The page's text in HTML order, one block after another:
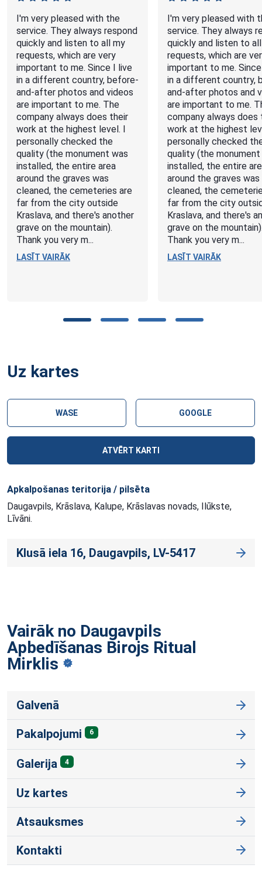
I'm very pleased with the
service. They always respond
quickly and listen to all my
requests, which are very
important to me. Since I live
in a different country, before-
and-after photos and videos
are important to me. The
company always does their
work at the highest level. I
personally checked the
quality (the monument was
installed, the entire area
around the graves was
cleaned, the cemeteries are
far from the city outside
Kraslava, and there's another
grave on the mountain).
Thank you very m...
LASĪT VAIRĀK
I'm very pleased with
service. They always
quickly and listen to
requests, which are
important to me.
in a different country,
and-after photos and
are important to me.
company always does
work at the highest
personally checked
quality (the monument
installed, the entire
around the graves was
cleaned, the
far from the city
Kraslava, and there's
grave on the
Thank you very m...
LASĪT VAIRĀK
Uz kartes
WASE GOOGLE
ATVĒRT KARTI
Apkalpošanas teritorija / pilsēta
Daugavpils, Krāslava, Kalupe, Krāslavas novads, Ilūkste,
Līvāni.
Klusā iela 16, Daugavpils, LV-5417
Vairāk no Daugavpils
Apbedīšanas Birojs Ritual
Mirklis
Galvenā
Pakalpojumi 6
Galerija 4
Uz kartes
Atsauksmes
Kontakti